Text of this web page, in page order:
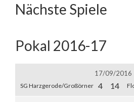
Nächste Spiele
Pokal 2016-17
17/09/2016
SG Harzgerode/Großörner 4 14